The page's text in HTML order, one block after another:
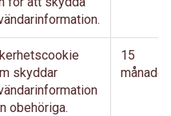
skyddar
obehöriga.
15
månader